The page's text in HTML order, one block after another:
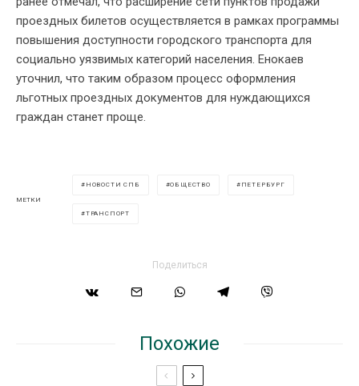
проездных билетов осуществляется в рамках программы
повышения доступности городского транспорта для
социально уязвимых категорий населения. Енокаев
уточнил, что таким образом процесс оформления
льготных проездных документов для нуждающихся
граждан станет проще.
МЕТКИ
НОВОСТИ СПБ ОБЩЕСТВО ПЕТЕРБУРГ
ТРАНСПОРТ
Поделиться
Похожие